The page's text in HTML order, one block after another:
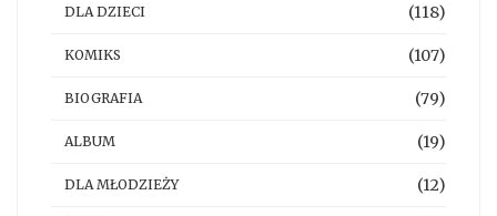
DLA DZIECI (118)
KOMIKS (107)
BIOGRAFIA (79)
ALBUM (19)
DLA MŁODZIEŻY (12)